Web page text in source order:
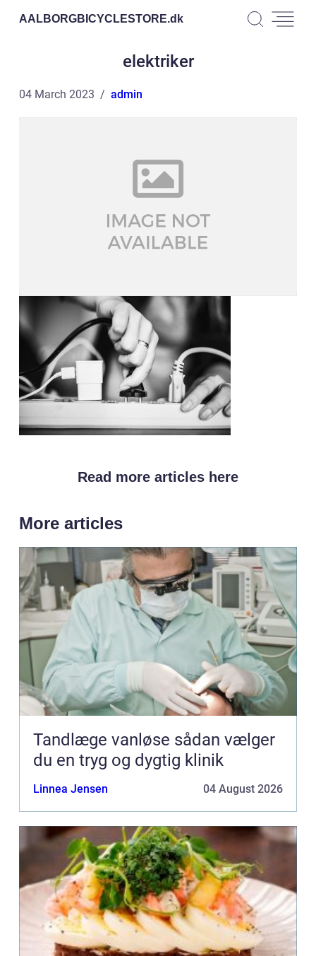
AALBORGBICYCLESTORE.dk
elektriker
04 March 2023 admin
Read more articles here
More articles
Tandlæge vanløse sådan vælger
du en tryg og dygtig klinik
Linnea Jensen 04 August 2026